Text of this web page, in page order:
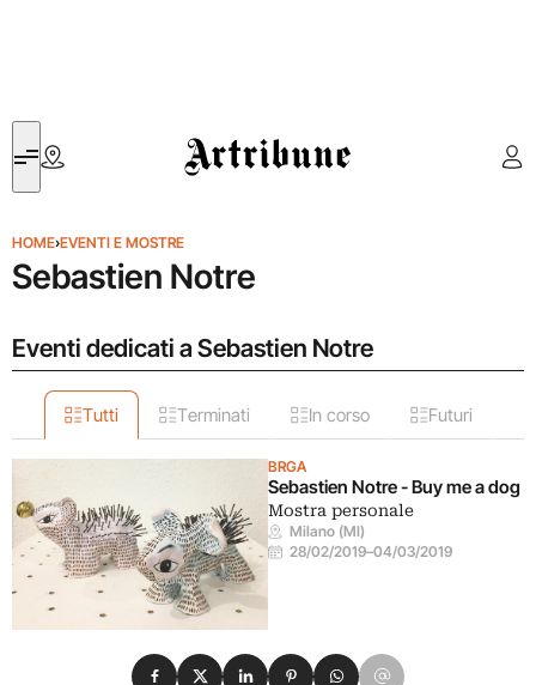
Artribune
HOME›EVENTI E MOSTRE
Sebastien Notre
Eventi dedicati a Sebastien Notre
Tutti Terminati In corso Futuri
BRGA
Sebastien Notre - Buy me a dog
Mostra personale
Milano (MI)
28/02/2019–04/03/2019
Condividi su Facebook
Condividi su X
Condividi su LinkedIn
Condividi su Pinterest
Condividi su WhatsApp
Condividi su Email